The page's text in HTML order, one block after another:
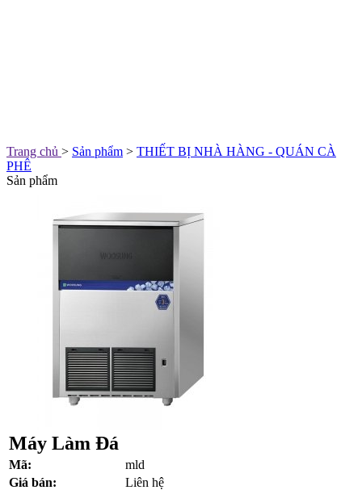
Trang chủ > Sản phẩm > THIẾT BỊ NHÀ HÀNG - QUÁN CÀ
PHÊ
Sản phẩm
Máy Làm Đá
Mã:
mld
Giá bán:
Liên hệ